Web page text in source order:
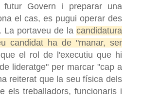
Govern i preparar una
el cas, es pugui operar des
La portaveu de la candidatura
candidat ha de "manar, ser
el rol de l'executiu que hi
lideratge" per marcar "cap a
reiterat que la seu física dels
els treballadors, funcionaris i